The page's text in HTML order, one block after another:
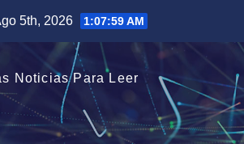
5th, 2026 1:08:00 AM
Noticias Para Leer